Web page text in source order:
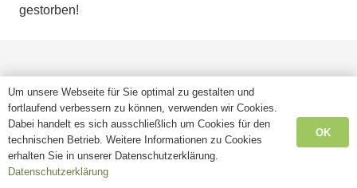
gestorben!
Um unsere Webseite für Sie optimal zu gestalten und
fortlaufend verbessern zu können, verwenden wir Cookies.
Dabei handelt es sich ausschließlich um Cookies für den
technischen Betrieb. Weitere Informationen zu Cookies
erhalten Sie in unserer Datenschutzerklärung.
Datenschutzerklärung
OK